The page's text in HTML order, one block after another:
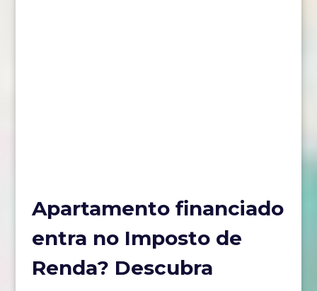
Apartamento financiado
entra no Imposto de
Renda? Descubra